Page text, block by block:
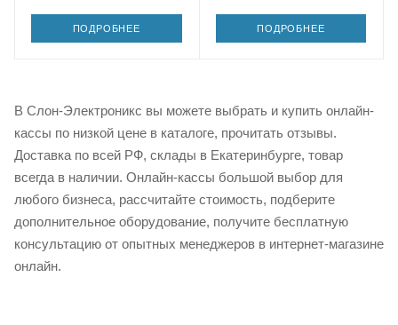
ПОДРОБНЕЕ ПОДРОБНЕЕ
В Слон-Электроникс вы можете выбрать и купить онлайн-
кассы по низкой цене в каталоге, прочитать отзывы.
Доставка по всей РФ, склады в Екатеринбурге, товар
всегда в наличии. Онлайн-кассы большой выбор для
любого бизнеса, рассчитайте стоимость, подберите
дополнительное оборудование, получите бесплатную
консультацию от опытных менеджеров в интернет-магазине
онлайн.